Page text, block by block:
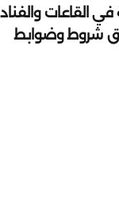
في القاعات
شروط وضوابط